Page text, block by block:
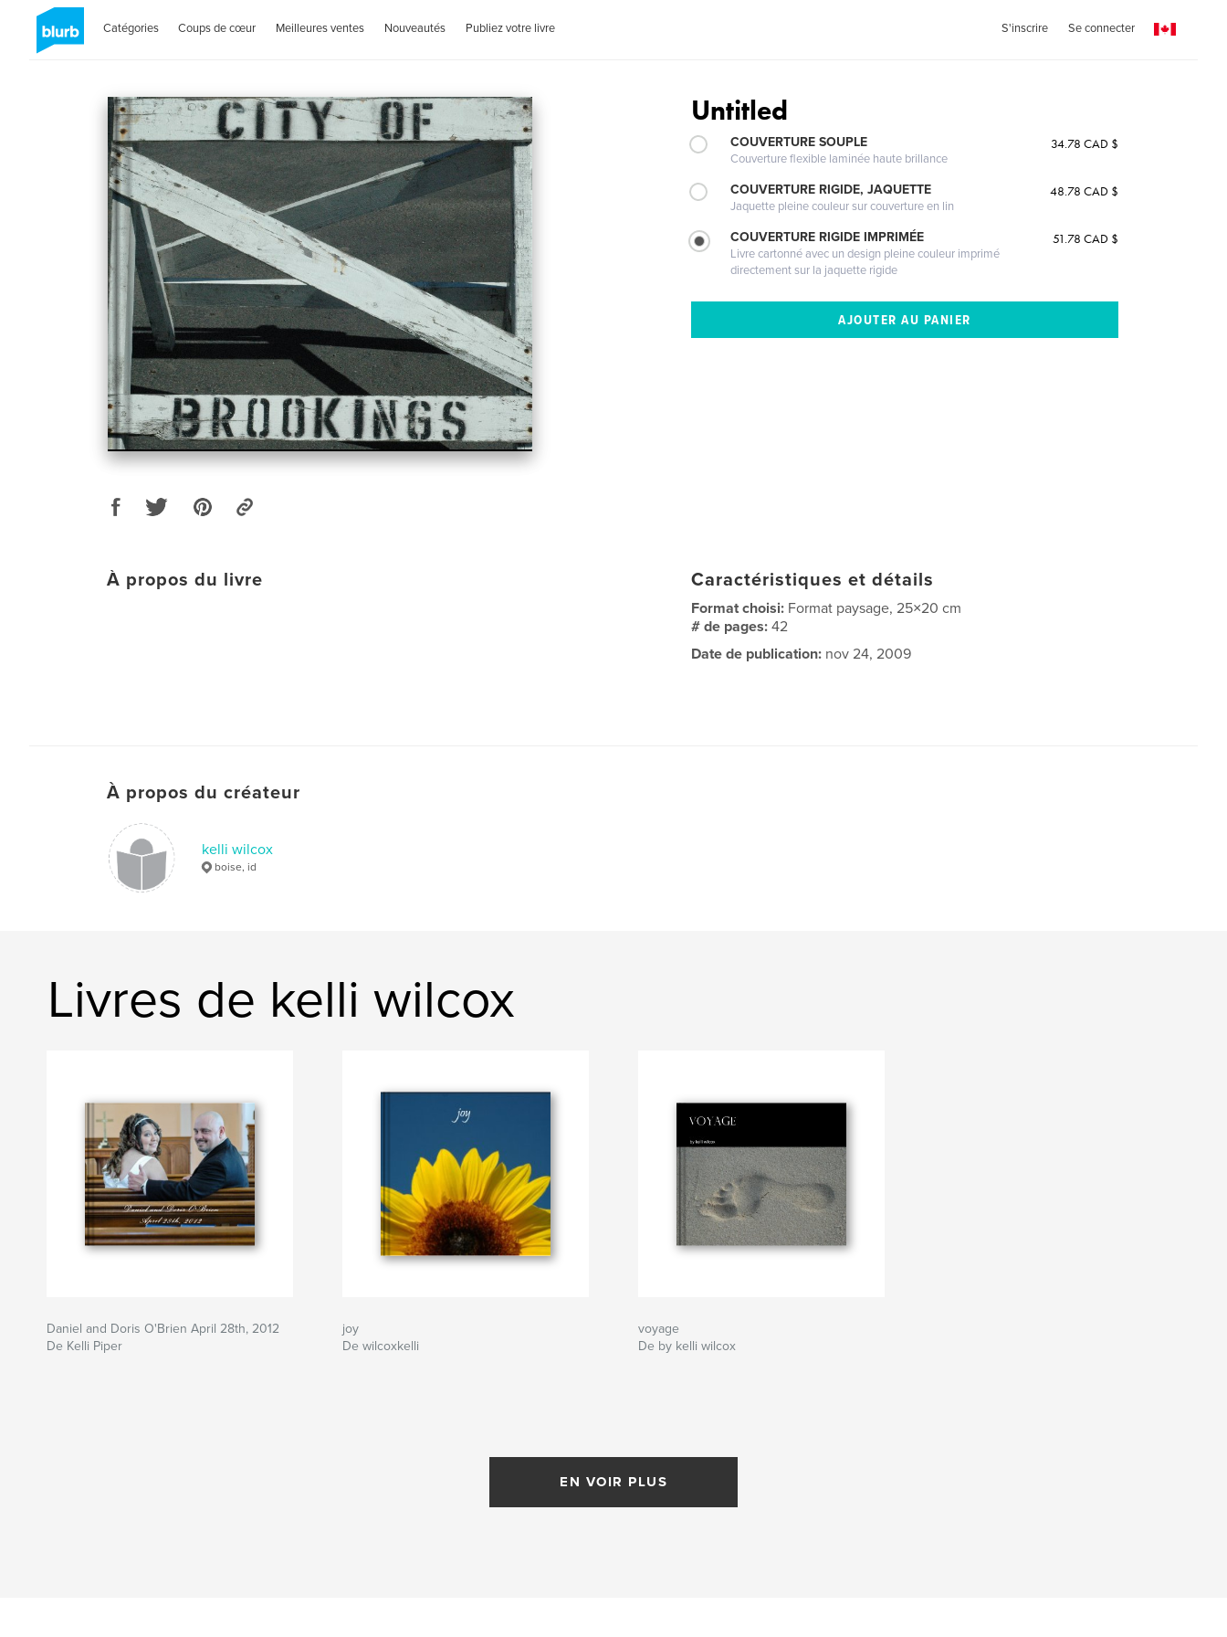
Catégories Coups de cœur Meilleures ventes Nouveautés Publiez votre livre S'inscrire Se connecter
Untitled
COUVERTURE SOUPLE
Couverture flexible laminée haute brillance
34.78 CAD $
COUVERTURE RIGIDE, JAQUETTE
Jaquette pleine couleur sur couverture en lin
48.78 CAD $
COUVERTURE RIGIDE IMPRIMÉE
Livre cartonné avec un design pleine couleur imprimé
directement sur la jaquette rigide
51.78 CAD $
À propos du livre Caractéristiques et détails
Format choisi: Format paysage, 25×20 cm
# de pages:42
Date de publication: nov 24, 2009
À propos du créateur
kelli wilcox
boise, id
Livres de kelli wilcox
Daniel and Doris O'Brien April 28th, 2012
De Kelli Piper
joy
De wilcoxkelli
voyage
De by kelli wilcox
EN VOIR PLUS